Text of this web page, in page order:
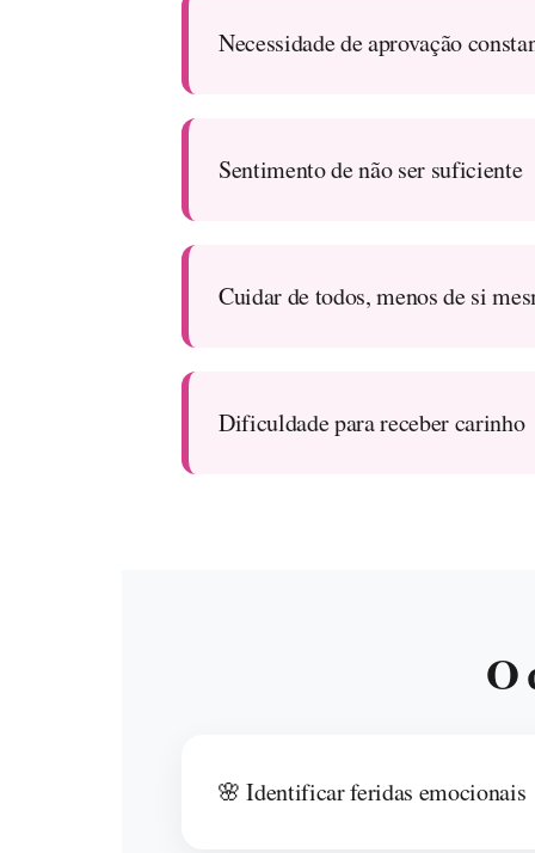
Necessidade de aprovação
Sentimento de não ser suficiente
Cuidar de todos, menos de si
Dificuldade para receber carinho
O
🌸 Identificar feridas emocionais